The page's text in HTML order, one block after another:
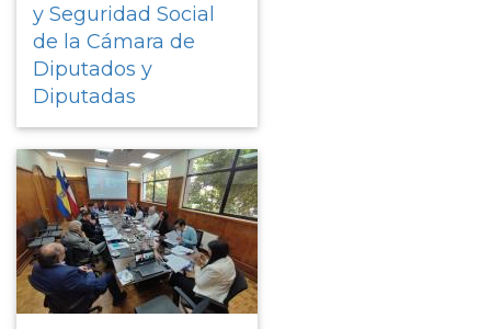
y Seguridad Social
de la Cámara de
Diputados y
Diputadas